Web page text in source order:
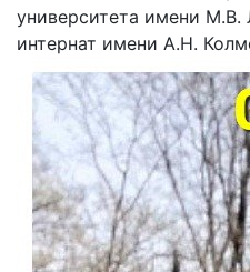
университета имени
интернат имени А.Н.